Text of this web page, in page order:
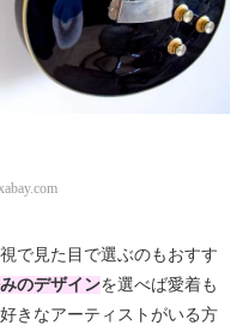
で見た目で選ぶのもおすす
のデザインを選べば愛着も
きなアーティストがいる方